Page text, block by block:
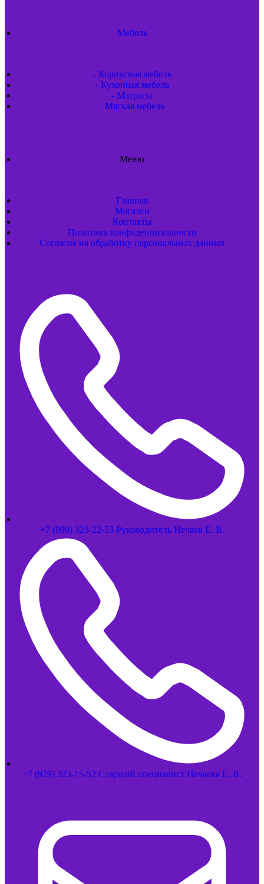
Мебель
- Корпусная мебель
- Кухонная мебель
- Матрасы
- Мягкая мебель
Меню
Главная
Магазин
Контакты
Политика конфиденциальности
Согласие на обработку персональных данных
+7 (999) 323-22-53 Руководитель Нечаев Е. В.
+7 (929) 323-15-52 Старший специалист Нечаева Е. В.